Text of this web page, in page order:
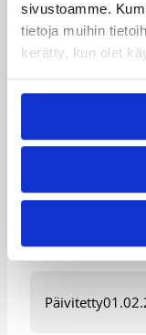
sivustoamme.
tietoja muihin
kerätty, kun olet
4
.
2
.
.
.
HNM
Lisätietoja:/
Päivitetty